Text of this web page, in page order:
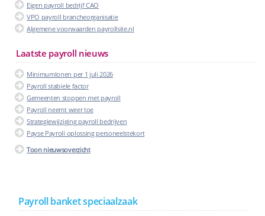
Eigen payroll bedrijf CAO
VPO payroll brancheorganisatie
Algemene voorwaarden payrollsite.nl
Laatste payroll nieuws
Minimumlonen per 1 juli 2026
Payroll stabiele factor
Gemeenten stoppen met payroll
Payroll neemt weer toe
Strategiewijziging payroll bedrijven
Payse Payroll oplossing personeelstekort
Toon nieuwsoverzicht
Payroll banket speciaalzaak